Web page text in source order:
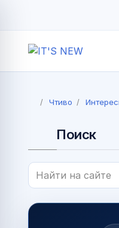
Чтиво
Поиск